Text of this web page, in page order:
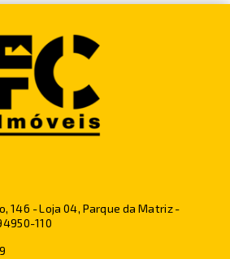
146 - Loja 04, Parque da Matriz -
110